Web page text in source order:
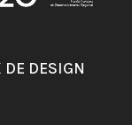
DESIGN